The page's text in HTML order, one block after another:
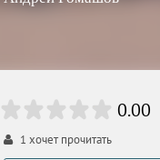
0.00
1 хочет прочитать